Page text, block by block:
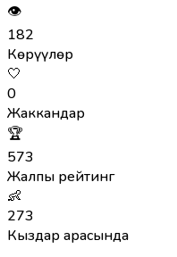
👁
182
Көрүүлөр
🤍
0
Жаккандар
🏆
573
Жалпы рейтинг
👶
273
Кыздар арасында